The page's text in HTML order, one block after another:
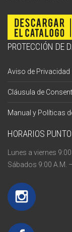
PROTECCIÓN DE
Aviso de Privacidad
Cláusula de
Manual y Políticas
HORARIOS
Lunes a viernes
Sábados 9:00 A.M. –